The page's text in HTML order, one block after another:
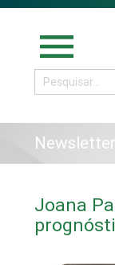
menu
Newsletter
Joana